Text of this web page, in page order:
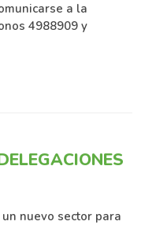
a la
4988909 y
nuevo sector para